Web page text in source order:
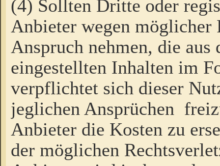
(4) Sollten Dritte oder
Anbieter wegen möglicher
Anspruch nehmen, die
eingestellten Inhalten im
verpflichtet sich dieser
jeglichen Ansprüchen
Anbieter die Kosten zu
der möglichen